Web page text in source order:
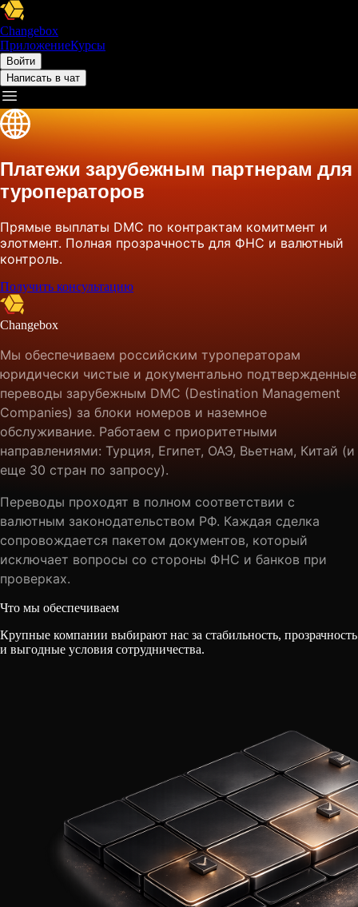
Changebox
ПриложениеКурсы
Войти
Написать в чат
Платежи зарубежным партнерам для
туроператоров
Прямые выплаты DMC по контрактам комитмент и
элотмент. Полная прозрачность для ФНС и валютный
контроль.
Получить консультацию
Changebox
Мы обеспечиваем российским туроператорам
юридически чистые и документально подтвержденные
переводы зарубежным DMC (Destination Management
Companies) за блоки номеров и наземное
обслуживание. Работаем с приоритетными
направлениями: Турция, Египет, ОАЭ, Вьетнам, Китай (и
еще 30 стран по запросу).
Переводы проходят в полном соответствии с
валютным законодательством РФ. Каждая сделка
сопровождается пакетом документов, который
исключает вопросы со стороны ФНС и банков при
проверках.
Что мы обеспечиваем
Крупные компании выбирают нас за стабильность, прозрачность
и выгодные условия сотрудничества.